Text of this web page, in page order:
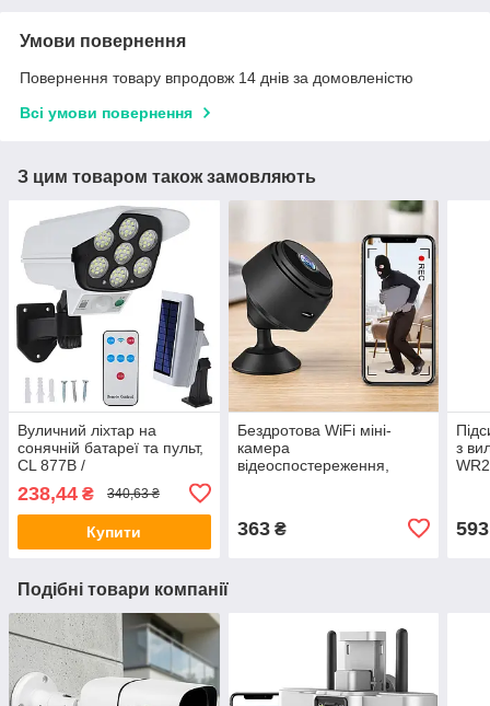
Умови повернення
Повернення товару впродовж 14 днів за домовленістю
Всі умови повернення
З цим товаром також замовляють
Вуличний ліхтар на
сонячній батареї та пульт,
CL 877B /
світильник з датчиком руху
238,44 ₴ 340,63 ₴
Купити
Бездротова WiFi міні-
камера
відеоспостереження,
363₴
з
593
Подібні товари компанії